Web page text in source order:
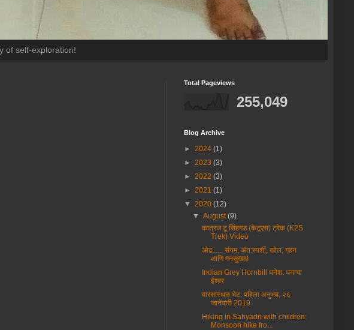
of self-exploration!
Total Pageviews
255,049
Blog Archive
► 2024 (1)
► 2023 (3)
► 2022 (3)
► 2021 (1)
▼ 2020 (12)
▼August(9)
कात्रज टू सिंहगड (केटूएस) ट्रेक (K2S
Trek) Video
ओढ...... संयम, अंत:स्पर्शी, खोल, गहन
आणि मनसुखद!
Indian Grey Hornbill धनेश: धनाचा
ईश्वर
वारसास्थळ भेट: पहिला अनुभव, २६
जानेवारी 2019
Hiking in Sahyadri with children:
Monsoon hike fro...